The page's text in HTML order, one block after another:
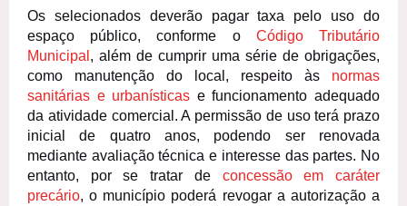
Os selecionados deverão pagar taxa pelo uso do
espaço público, conforme o Código Tributário
Municipal , além de cumprir uma série de obrigações,
como manutenção do local, respeito às normas
sanitárias e urbanísticas e funcionamento adequado
da atividade comercial. A permissão de uso terá prazo
inicial de quatro anos, podendo ser renovada
mediante avaliação técnica e interesse das partes. No
entanto, por se tratar de concessão em caráter
precário, o município poderá revogar a autorização a